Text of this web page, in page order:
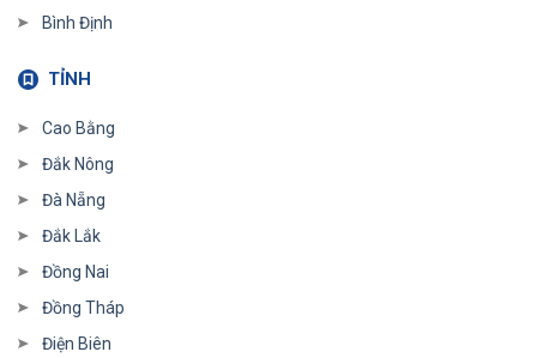
Bình Định
TỈNH
Cao Bằng
Đắk Nông
Đà Nẵng
Đắk Lắk
Đồng Nai
Đồng Tháp
Điện Biên